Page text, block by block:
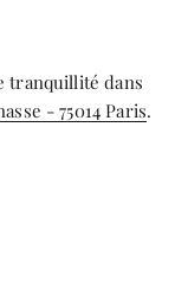
tranquillité dans
- 75014 Paris.